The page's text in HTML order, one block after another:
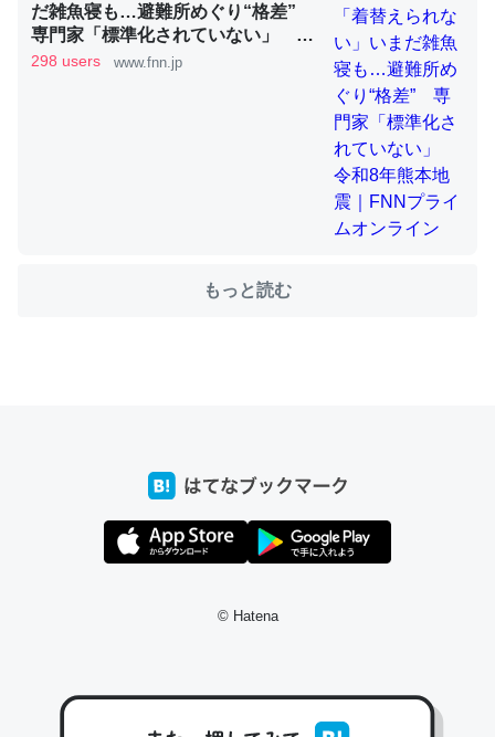
ウチもEchoを実家に置いて４年。でたまに覗いてる。ぼ
ちぼちRingも置こうかと画策中。あと、Googleマップで
位置情報を共有してる。電池残量や充電中かが分かるので
─たまにLINEするくらいだった遠方の父67歳と僕。ITツール導入で
コミュニケーションが劇的に変化した｜tayorini by LIFULL介護
私も3年前ぐらいに祖母の家に設置した。ポケットWifiみ
https://toyoshi.hatenablog.com/entry/2019/05/15/1805
だ雑魚寝も…避難所めぐり“格差”
専門家「標準化されていない」 令
和8年熊本地震｜FNNプライムオン
298 users www.fnn.jp
もっと読む
© Hatena